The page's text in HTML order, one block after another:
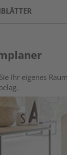
Ihr eigenes